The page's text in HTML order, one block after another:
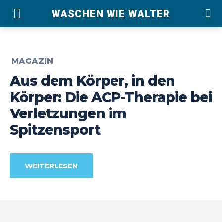
WASCHEN WIE WALTER
MAGAZIN
Aus dem Körper, in den
Körper: Die ACP-Therapie bei
Verletzungen im
Spitzensport
WEITERLESEN